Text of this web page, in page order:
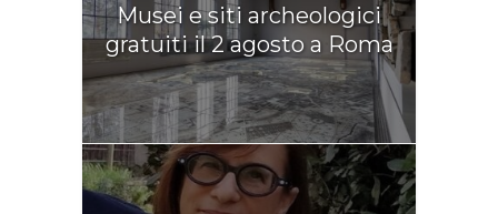
Musei e siti archeologici
gratuiti il 2 agosto a Roma